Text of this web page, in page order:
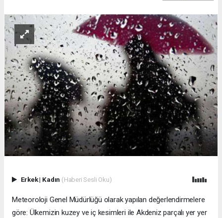
Erkek| Kadın (Haberi Sesli Oku)
Meteoroloji Genel Müdürlüğü olarak yapılan değerlendirmelere
göre: Ülkemizin kuzey ve iç kesimleri ile Akdeniz parçalı yer yer